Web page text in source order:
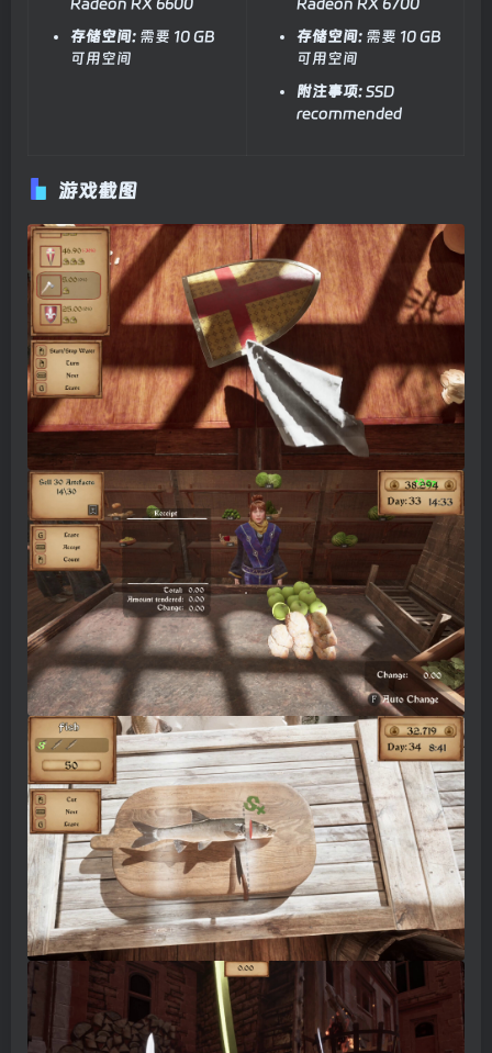
存储空间: 需要 10 GB
可用空间
存储空间: 需要 10 GB
可用空间
附注事项: SSD
recommended
游戏截图